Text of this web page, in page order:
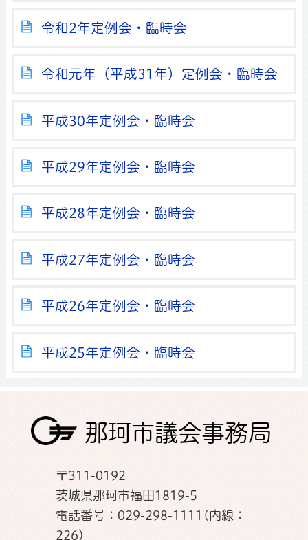
令和2年定例会・臨時会
令和元年（平成31年）定例会・臨時会
平成30年定例会・臨時会
平成29年定例会・臨時会
平成28年定例会・臨時会
平成27年定例会・臨時会
平成26年定例会・臨時会
平成25年定例会・臨時会
那珂市議会事務局
〒311-0192
茨城県那珂市福田1819-5
電話番号：029-298-1111(内線：
226)